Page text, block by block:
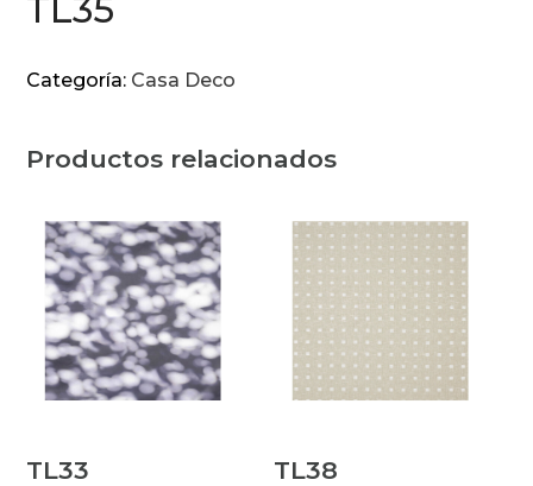
TL35
Categoría: Casa Deco
Productos relacionados
TL33 TL38